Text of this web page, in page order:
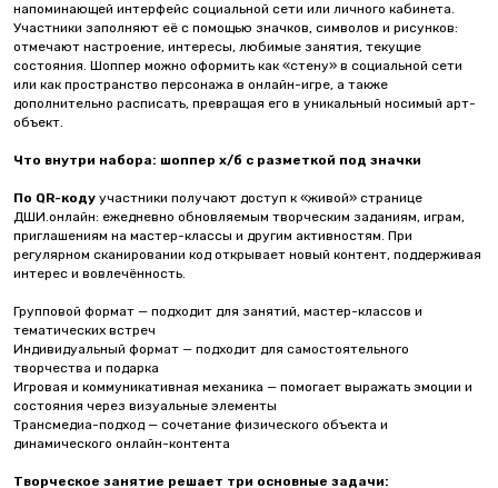
напоминающей интерфейс социальной сети или личного кабинета.
Участники заполняют её с помощью значков, символов и рисунков:
отмечают настроение, интересы, любимые занятия, текущие
состояния. Шоппер можно оформить как «стену» в социальной сети
или как пространство персонажа в онлайн-игре, а также
дополнительно расписать, превращая его в уникальный носимый арт-
объект.
Что внутри набора: шоппер х/б с разметкой под значки
По QR-коду участники получают доступ к «живой» странице
ДШИ.онлайн: ежедневно обновляемым творческим заданиям, играм,
приглашениям на мастер-классы и другим активностям. При
регулярном сканировании код открывает новый контент, поддерживая
интерес и вовлечённость.
Групповой формат — подходит для занятий, мастер-классов и
тематических встреч
Индивидуальный формат — подходит для самостоятельного
творчества и подарка
Игровая и коммуникативная механика — помогает выражать эмоции и
состояния через визуальные элементы
Трансмедиа-подход — сочетание физического объекта и
динамического онлайн-контента
Творческое занятие решает три основные задачи: